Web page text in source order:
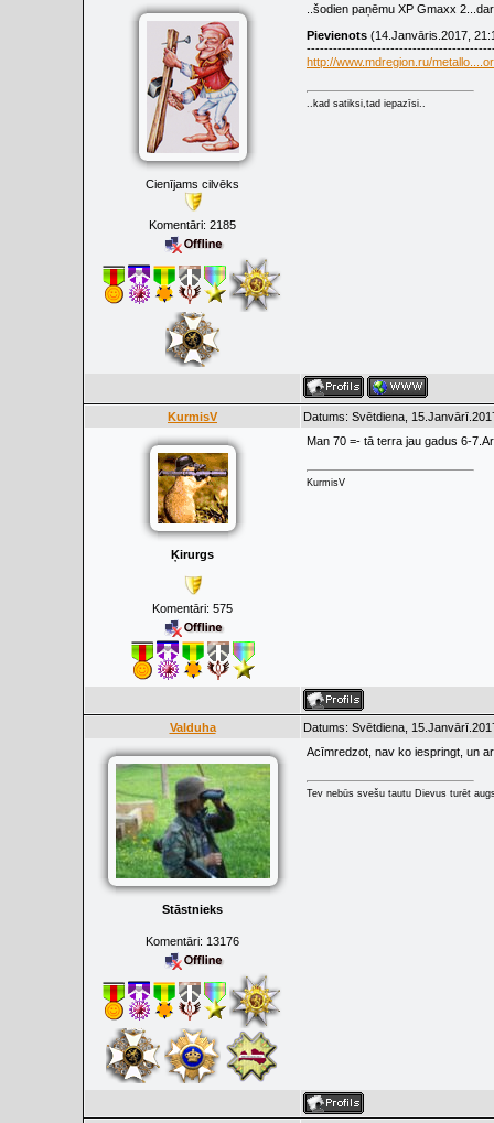
Cienījams cilvēks
Komentāri: 2185
..šodien paņēmu XP Gmaxx
Pievienots (14.Janvāris.2017,
http://www.mdregion.ru/
..kad satiksi,tad iepazīsi..
KurmisV Datums: Svētdiena,
Ķirurgs
Komentāri: 575
Man 70 =- tā terra jau gadus 6-
KurmisV
Valduha Datums: Svētdiena,
Stāstnieks
Komentāri: 13176
Acīmredzot, nav ko iespringt, un
Tev nebūs svešu tautu Dievus turēt